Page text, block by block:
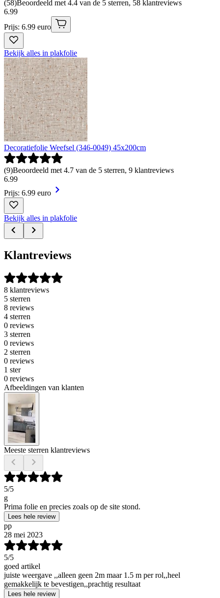
(58)Beoordeeld met 4.4 van de 5 sterren, 58 klantreviews
6.99
Prijs: 6.99 euro
Bekijk alles in plakfolie
Decoratiefolie Weefsel (346-0049) 45x200cm
(9)Beoordeeld met 4.7 van de 5 sterren, 9 klantreviews
6.99
Prijs: 6.99 euro
Bekijk alles in plakfolie
Klantreviews
8 klantreviews
5 sterren
8 reviews
4 sterren
0 reviews
3 sterren
0 reviews
2 sterren
0 reviews
1 ster
0 reviews
Afbeeldingen van klanten
Meeste sterren klantreviews
5/5
g
Prima folie en precies zoals op de site stond.
Lees hele review
pp
28 mei 2023
5/5
goed artikel
juiste weergave ,,alleen geen 2m maar 1.5 m per rol,,heel
gemakkelijk te bevestigen,,prachtig resultaat
Lees hele review